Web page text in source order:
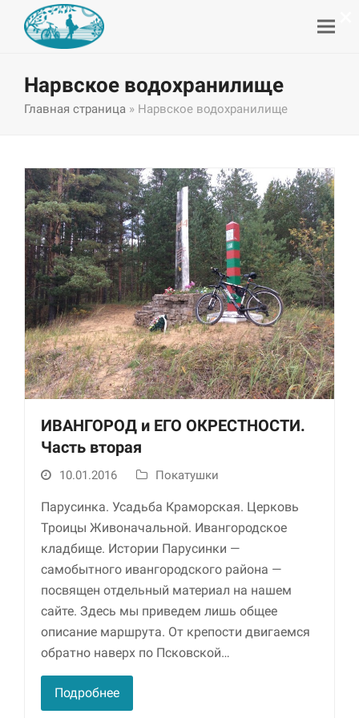
Нарвское водохранилище
Главная страница » Нарвское водохранилище
ИВАНГОРОД и ЕГО ОКРЕСТНОСТИ.
Часть вторая
10.01.2016 Покатушки
Парусинка. Усадьба Краморская. Церковь
Троицы Живоначальной. Ивангородское
кладбище. Истории Парусинки —
самобытного ивангородского района —
посвящен отдельный материал на нашем
сайте. Здесь мы приведем лишь общее
описание маршрута. От крепости двигаемся
обратно наверх по Псковской…
Подробнее
Необходимые
Использование
этих файлов cookie
обязательно. Они
необходимы для
функционирования
веб-сайта.